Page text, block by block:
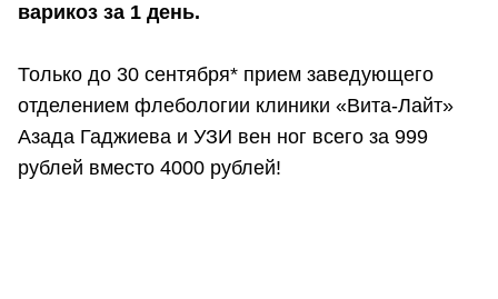
варикоз за 1 день.
Только до 30 сентября* прием заведующего
отделением флебологии клиники «Вита-Лайт»
Азада Гаджиева и УЗИ вен ног всего за 999
рублей вместо 4000 рублей!